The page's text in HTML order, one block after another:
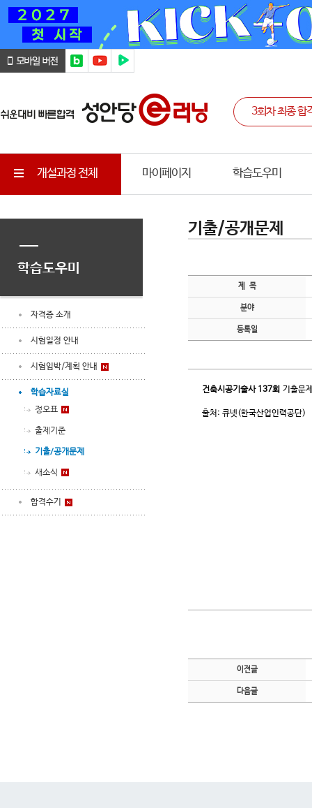
개설과정 전체 마이페이지 학습도우미
학습도우미
자격증 소개
시험일정 안내
시험임박/계획 안내
학습자료실
정오표
출제기준
기출/공개문제
새소식
합격수기
기출/공개문제
제 목
분야
등록일
건축시공기술사 137회 기출문
출처: 큐넷(한국산업인력공단)
이전글
다음글